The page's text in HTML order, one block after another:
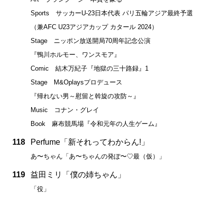
Sports サッカーU-23日本代表 パリ五輪アジア最終予選
（兼AFC U23アジアカップ カタール 2024）
Stage ニッポン放送開局70周年記念公演
『鴨川ホルモー、ワンスモア』
Comic 結木万紀子『地獄の三十路録』1
Stage M&Oplaysプロデュース
『帰れない男～慰留と斡旋の攻防～』
Music コナン・グレイ
Book 麻布競馬場『令和元年の人生ゲーム』
118 Perfume「新それってわからん!」
あ〜ちゃん「あ〜ちゃんの発ぽ〜♡最（仮）」
119 益田ミリ「僕の姉ちゃん」
「役」